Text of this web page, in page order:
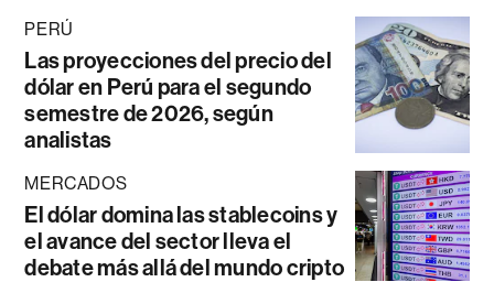
PERÚ
Las proyecciones del precio del
dólar en Perú para el segundo
semestre de 2026, según
analistas
MERCADOS
El dólar domina las stablecoins y
el avance del sector lleva el
debate más allá del mundo cripto